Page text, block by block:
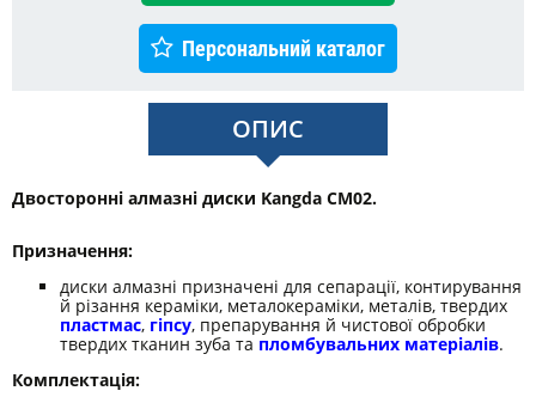
Персональний каталог
ОПИС
Двосторонні алмазні диски Kangda CM02.
Призначення:
диски алмазні призначені для сепарації, контирування
й різання кераміки, металокераміки, металів, твердих
пластмас, гіпсу, препарування й чистової обробки
твердих тканин зуба та пломбувальних матеріалів.
Комплектація: